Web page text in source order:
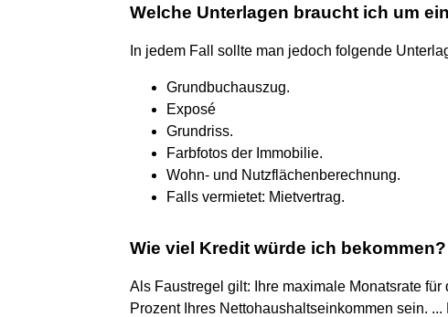
Welche Unterlagen braucht ich um
In jedem Fall sollte man jedoch folgende
Grundbuchauszug.
Exposé
Grundriss.
Farbfotos der Immobilie.
Wohn- und Nutzflächenberechnung.
Falls vermietet: Mietvertrag.
Wie viel Kredit würde ich bekommen?
Als Faustregel gilt: Ihre maximale Monatsrate
Prozent Ihres Nettohaushaltseinkommen sein.